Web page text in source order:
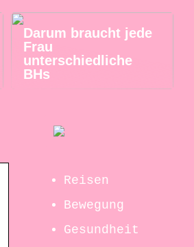
Darum braucht jede
Frau
unterschiedliche
BHs
Reisen
Bewegung
Gesundheit